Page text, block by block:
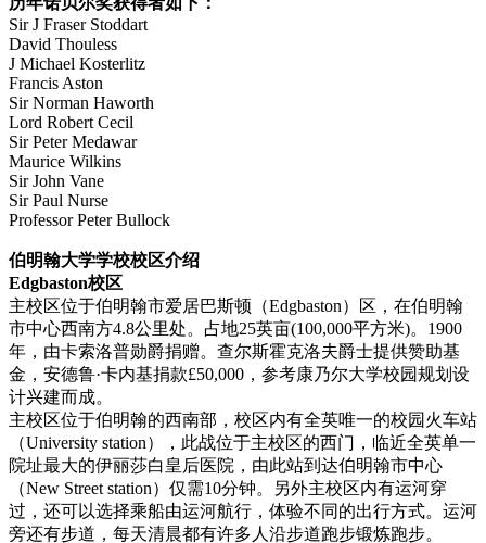
Sir J Fraser Stoddart
David Thouless
J Michael Kosterlitz
Francis Aston
Sir Norman Haworth
Lord Robert Cecil
Sir Peter Medawar
Maurice Wilkins
Sir John Vane
Sir Paul Nurse
Professor Peter Bullock
伯明翰大学学校校区介绍
Edgbaston校区
主校区位于伯明翰市爱居巴斯顿（Edgbaston）区，在伯明翰
市中心西南方4.8公里处。占地25英亩(100,000平方米)。1900
年，由卡索洛普勋爵捐赠。查尔斯霍克洛夫爵士提供赞助基
金，安德鲁·卡内基捐款£50,000，参考康乃尔大学校园规划设
计兴建而成。
主校区位于伯明翰的西南部，校区内有全英唯一的校园火车站
（University station），此战位于主校区的西门，临近全英单一
院址最大的伊丽莎白皇后医院，由此站到达伯明翰市中心
（New Street station）仅需10分钟。另外主校区内有运河穿
过，还可以选择乘船由运河航行，体验不同的出行方式。运河
旁还有步道，每天清晨都有许多人沿步道跑步锻炼跑步。